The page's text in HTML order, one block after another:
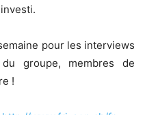
pour les interviews
groupe, membres de
!